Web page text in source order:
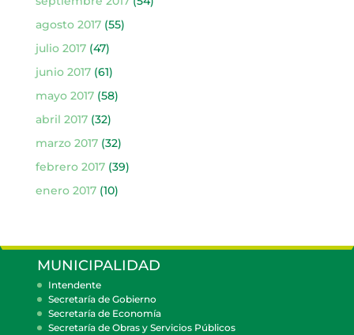
agosto 2017(55)
julio 2017(47)
junio 2017(61)
mayo 2017(58)
abril 2017(32)
marzo 2017(32)
febrero 2017(39)
enero 2017(10)
MUNICIPALIDAD
Intendente
Secretaría de Gobierno
Secretaría de Economía
Secretaría de Obras y Servicios Públicos